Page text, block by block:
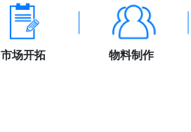
市场开拓 物料制作